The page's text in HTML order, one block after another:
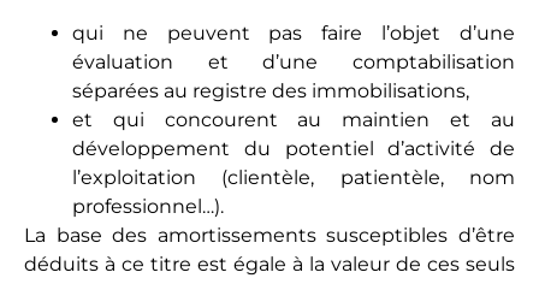
qui ne peuvent pas faire l’objet d’une
évaluation et d’une comptabilisation
séparées au registre des immobilisations,
et qui concourent au maintien et au
développement du potentiel d’activité de
l’exploitation (clientèle, patientèle, nom
professionnel…).
La base des amortissements susceptibles d’être
déduits à ce titre est égale à la valeur de ces seuls